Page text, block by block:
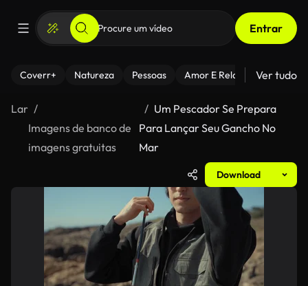
Entrar
Coverr+ Natureza Pessoas Amor E Relacionamentos
Ver tudo
Lar
Imagens de banco de
imagens gratuitas
Um Pescador Se Prepara
Para Lançar Seu Gancho No
Mar
Download